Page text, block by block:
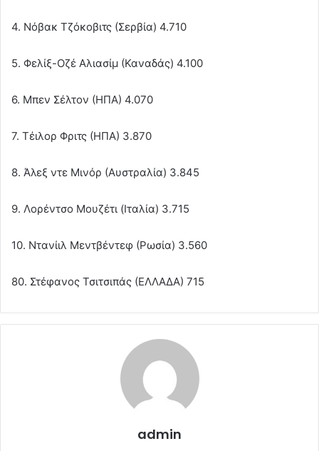
4. Νόβακ Τζόκοβιτς (Σερβία) 4.710
5. Φελίξ-Οζέ Αλιασίμ (Καναδάς) 4.100
6. Μπεν Σέλτον (ΗΠΑ) 4.070
7. Τέιλορ Φριτς (ΗΠΑ) 3.870
8. Άλεξ ντε Μινόρ (Αυστραλία) 3.845
9. Λορέντσο Μουζέτι (Ιταλία) 3.715
10. Ντανίιλ Μεντβέντεφ (Ρωσία) 3.560
80. Στέφανος Τσιτσιπάς (ΕΛΛΑΔΑ) 715
admin